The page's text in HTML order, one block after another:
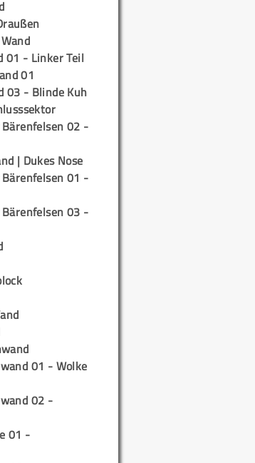
01 - Linker Teil
01
03 - Blinde Kuh
02 -
| Dukes Nose
01 -
03 -
01 - Wolke
02 -
01 -